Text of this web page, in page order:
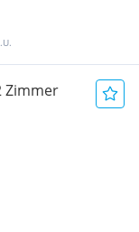
Zimmer